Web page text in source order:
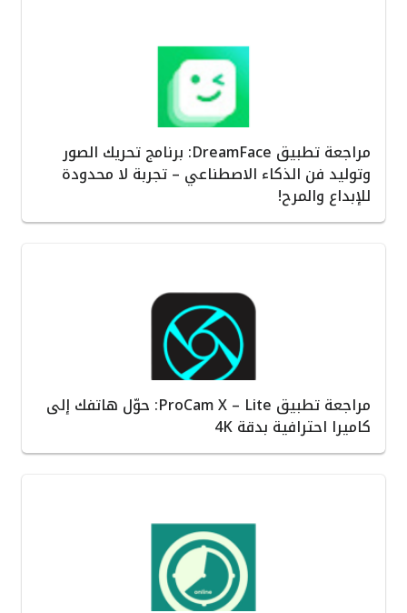
مراجعة تطبيق DreamFace: برنامج تحريك الصور
وتوليد فن الذكاء الاصطناعي – تجربة لا محدودة
للإبداع والمرح!
مراجعة تطبيق ProCam X – Lite: حوّل هاتفك إلى
كاميرا احترافية بدقة 4K